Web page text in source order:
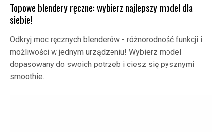
Topowe blendery ręczne: wybierz najlepszy model dla
siebie!
Odkryj moc ręcznych blenderów - różnorodność funkcji i
możliwości w jednym urządzeniu! Wybierz model
dopasowany do swoich potrzeb i ciesz się pysznymi
smoothie.